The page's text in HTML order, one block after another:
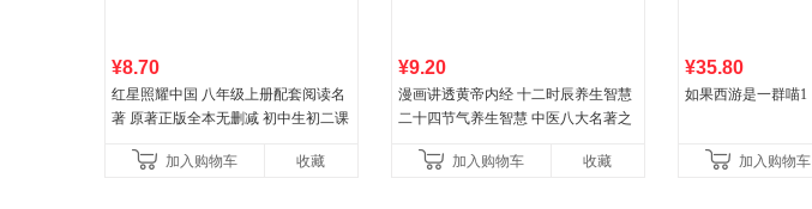
¥8.70
红星照耀中国 八年级上册配套阅读名
著 原著正版全本无删减 初中生初二课
加入购物车
收藏
¥9.20
漫画讲透黄帝内经 十二时辰养生智慧
二十四节气养生智慧 中医八大名著之
加入购物车
收藏
¥35.80
如果西游是一群喵1
加入购物车